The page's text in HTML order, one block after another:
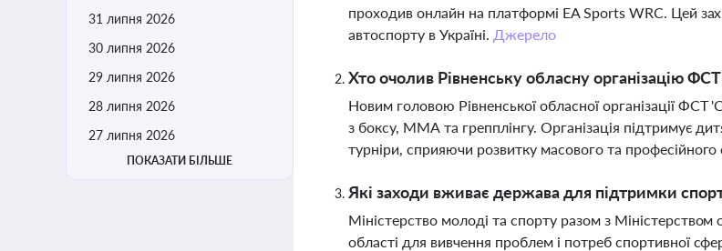
31 липня 2026
30 липня 2026
29 липня 2026
28 липня 2026
27 липня 2026
ПОКАЗАТИ БІЛЬШЕ
проходив онлайн на платформі EA Sports WRC. Цей
автоспорту в Україні. Джерело
Хто очолив Рівненську обласну організацію ФСТ
Новим головою Рівненської обласної організації
з боксу, ММА та грепплінгу. Організація підтримує
турніри, сприяючи розвитку масового та професійного
Які заходи вживає держава для підтримки
Міністерство молоді та спорту разом з Міністерством
області для вивчення проблем і потреб спортивної